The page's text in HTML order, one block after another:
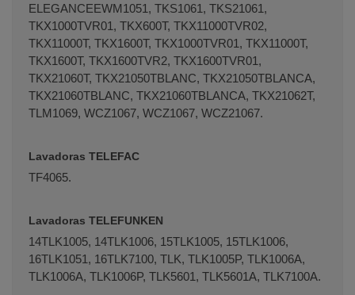
ELEGANCEEWM1051, TKS1061, TKS21061,
TKX1000TVR01, TKX600T, TKX11000TVR02,
TKX11000T, TKX1600T, TKX1000TVR01, TKX11000T,
TKX1600T, TKX1600TVR2, TKX1600TVR01,
TKX21060T, TKX21050TBLANC, TKX21050TBLANCA,
TKX21060TBLANC, TKX21060TBLANCA, TKX21062T,
TLM1069, WCZ1067, WCZ1067, WCZ21067.
Lavadoras TELEFAC
TF4065.
Lavadoras TELEFUNKEN
14TLK1005, 14TLK1006, 15TLK1005, 15TLK1006,
16TLK1051, 16TLK7100, TLK, TLK1005P, TLK1006A,
TLK1006A, TLK1006P, TLK5601, TLK5601A, TLK7100A.